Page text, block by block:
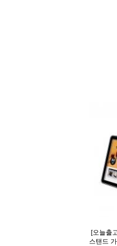
[오늘출
스탠드